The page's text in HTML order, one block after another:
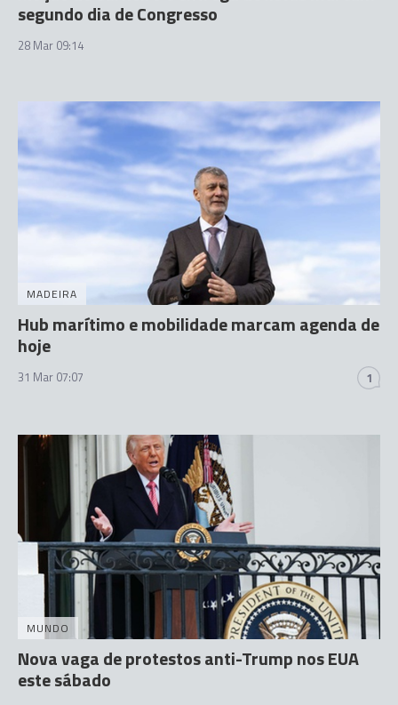
segundo dia de Congresso
28 Mar 09:14
MADEIRA
Hub marítimo e mobilidade marcam agenda de
hoje
31 Mar 07:07 1
MUNDO
Nova vaga de protestos anti-Trump nos EUA
este sábado